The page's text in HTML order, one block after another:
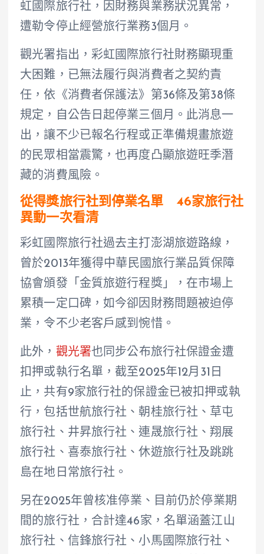
虹國際旅行社，因財務與業務狀況異常，
遭勒令停止經營旅行業務3個月。
觀光署指出，彩虹國際旅行社財務顯現重
大困難，已無法履行與消費者之契約責
任，依《消費者保護法》第36條及第38條
規定，自公告日起停業三個月。此消息一
出，讓不少已報名行程或正準備規畫旅遊
的民眾相當震驚，也再度凸顯旅遊旺季潛
藏的消費風險。
從得獎旅行社到停業名單 46家旅行社
異動一次看清
彩虹國際旅行社過去主打澎湖旅遊路線，
曾於2013年獲得中華民國旅行業品質保障
協會頒發「金質旅遊行程獎」，在市場上
累積一定口碑，如今卻因財務問題被迫停
業，令不少老客戶感到惋惜。
此外， 觀光署也同步公布旅行社保證金遭
扣押或執行名單，截至2025年12月31日
止，共有9家旅行社的保證金已被扣押或執
行，包括世航旅行社、朝桂旅行社、草屯
旅行社、井昇旅行社、連晟旅行社、翔展
旅行社、喜泰旅行社、休遊旅行社及跳跳
島在地日常旅行社。
另在2025年曾核准停業、目前仍於停業期
間的旅行社，合計達46家，名單涵蓋江山
旅行社、信鋒旅行社、小馬國際旅行社、